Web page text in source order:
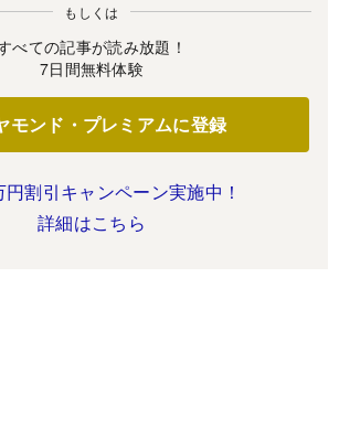
もしくは
べての記事が読み放題！
7日間無料体験
モンド・プレミアムに登録
割引キャンペーン実施中！
詳細はこちら